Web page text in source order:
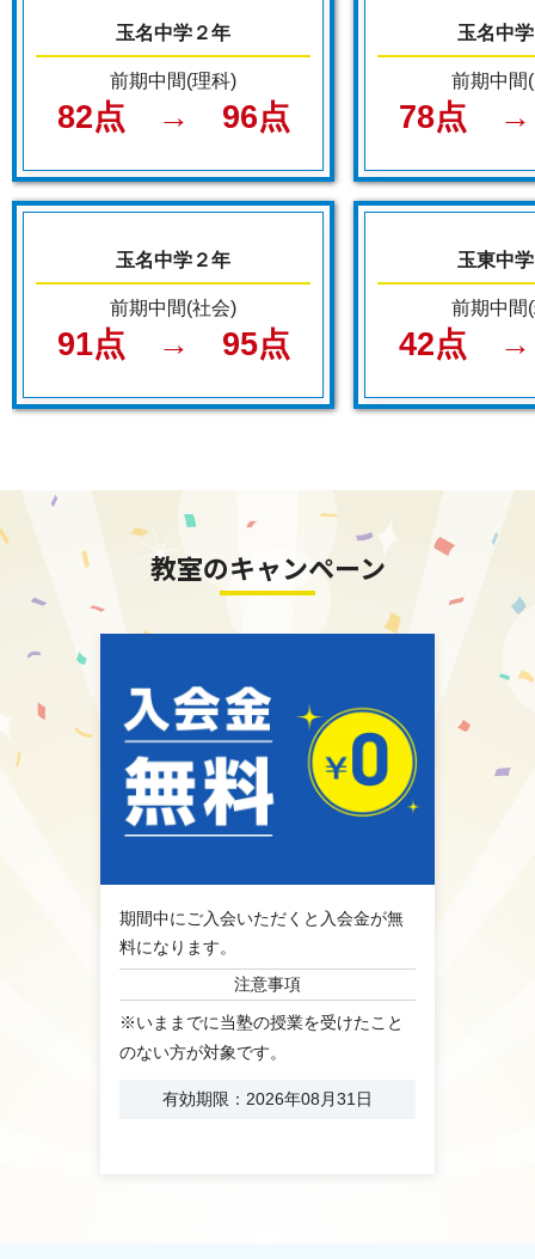
玉名中学２年
前期中間(理科)
82点 → 96点
玉名中学２年
前期中間(社会)
91点 → 95点
玉名中
前期中間
78点
玉東中
前期中間
42点
教室のキャンペーン
期間中にご入会いただくと入会金が無
料になります。
注意事項
※いままでに当塾の授業を受けたこと
のない方が対象です。
有効期限：2026年08月31日